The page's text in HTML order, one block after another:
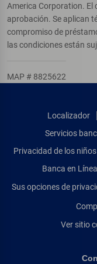
America Corporation. El
aprobación. Se aplican
compromiso de
las condiciones están
MAP # 8825622
Localizador
Servicios
Privacidad de los niños
Banca en Línea
Sus opciones de
Ver sitio